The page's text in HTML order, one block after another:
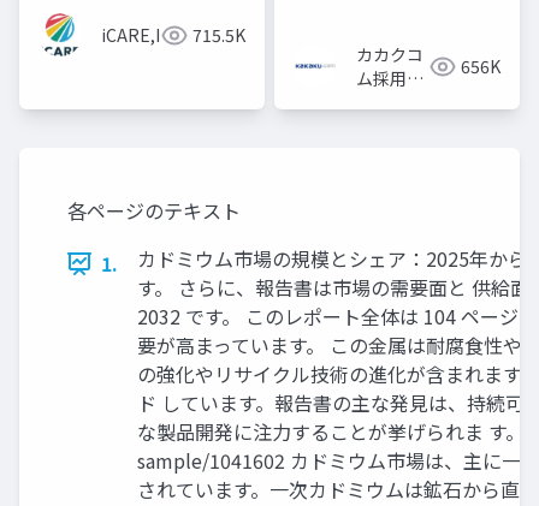
iCARE,Inc 715.5K
カカクコ
ム採用担
656K
各ページのテキスト
1.
カドミウム市場の規模とシェア：2025年か
す。 さらに、報告書は市場の需要面と 供給
2032 です。 このレポート全体は 104 ページ
要が高まっています。 この金属は耐腐食性
の強化やリサイクル技術の進化が含まれます
ド しています。報告書の主な発見は、持続
な製品開発に注力することが挙げられま す
sample/1041602 カドミウム市場は、主に一
されています。一次カドミウムは鉱石から直